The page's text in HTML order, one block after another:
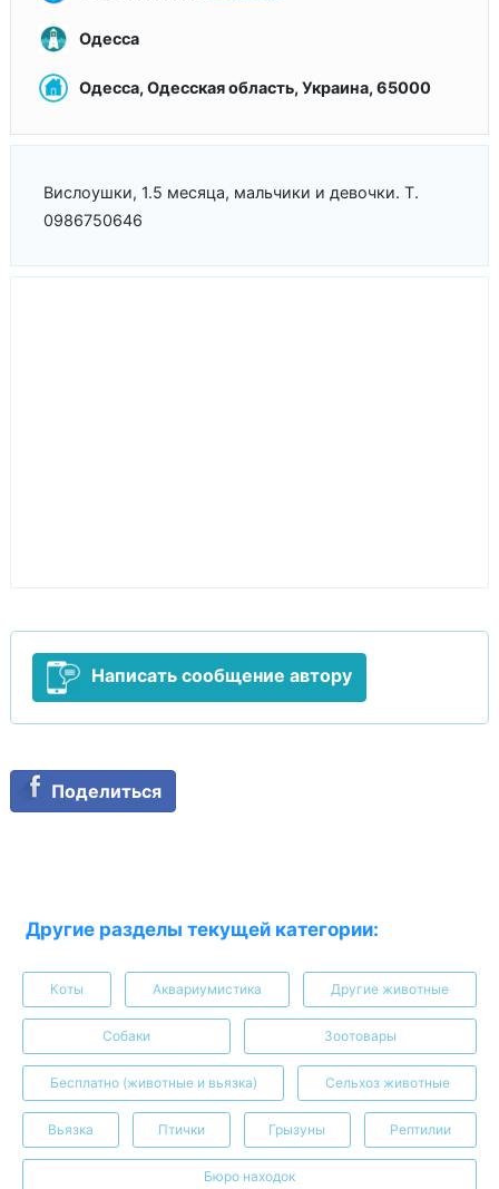
Одесса
Одесса, Одесская область, Украина, 65000
Вислоушки, 1.5 месяца, мальчики и девочки. Т.
0986750646
Написать сообщение автору
Поделиться
Другие разделы текущей категории:
Коты Аквариумистика Другие животные
Собаки Зоотовары
Бесплатно (животные и вьязка) Сельхоз животные
Вьязка Птички Грызуны Рептилии
Бюро находок